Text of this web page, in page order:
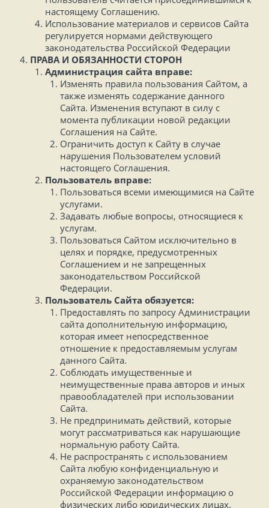
настоящему Соглашению.
Использование материалов и сервисов Сайта
регулируется нормами действующего
законодательства Российской Федерации
ПРАВА И ОБЯЗАННОСТИ СТОРОН
Администрация сайта вправе:
Изменять правила пользования Сайтом, а
также изменять содержание данного
Сайта. Изменения вступают в силу с
момента публикации новой редакции
Соглашения на Сайте.
Ограничить доступ к Сайту в случае
нарушения Пользователем условий
настоящего Соглашения.
Пользователь вправе:
Пользоваться всеми имеющимися на Сайте
услугами.
Задавать любые вопросы, относящиеся к
услугам.
Пользоваться Сайтом исключительно в
целях и порядке, предусмотренных
Соглашением и не запрещенных
законодательством Российской
Федерации.
Пользователь Сайта обязуется:
Предоставлять по запросу Администрации
сайта дополнительную информацию,
которая имеет непосредственное
отношение к предоставляемым услугам
данного Сайта.
Соблюдать имущественные и
неимущественные права авторов и иных
правообладателей при использовании
Сайта.
Не предпринимать действий, которые
могут рассматриваться как нарушающие
нормальную работу Сайта.
Не распространять с использованием
Сайта любую конфиденциальную и
охраняемую законодательством
Российской Федерации информацию о
физических либо юридических лицах.